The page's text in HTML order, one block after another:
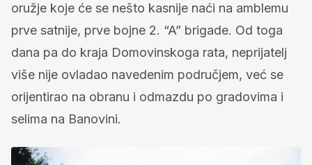
oružje koje će se nešto kasnije naći na amblemu
prve satnije, prve bojne 2. “A” brigade. Od toga
dana pa do kraja Domovinskoga rata, neprijatelj
više nije ovladao navedenim područjem, već se
orijentirao na obranu i odmazdu po gradovima i
selima na Banovini.